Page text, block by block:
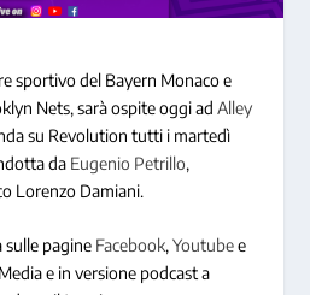
sportivo del Bayern Monaco e
Nets, sarà ospite oggi adAlley
su Revolution tutti i martedì
da Eugenio Petrillo,
Lorenzo Damiani.
sulle pagine Facebook, Youtubee
e in versione podcast a